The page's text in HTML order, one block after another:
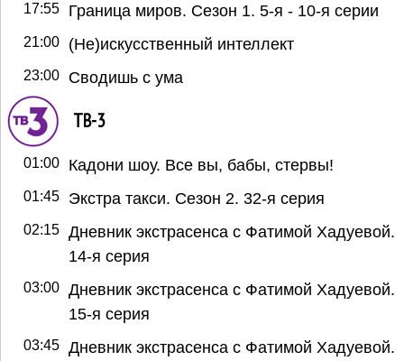
17:55 Граница миров. Сезон 1. 5-я - 10-я серии
21:00 (Не)искусственный интеллект
23:00 Сводишь с ума
ТВ-3
01:00 Кадони шоу. Все вы, бабы, стервы!
01:45 Экстра такси. Сезон 2. 32-я серия
02:15 Дневник экстрасенса с Фатимой Хадуевой.
14-я серия
03:00 Дневник экстрасенса с Фатимой Хадуевой.
15-я серия
03:45 Дневник экстрасенса с Фатимой Хадуевой.